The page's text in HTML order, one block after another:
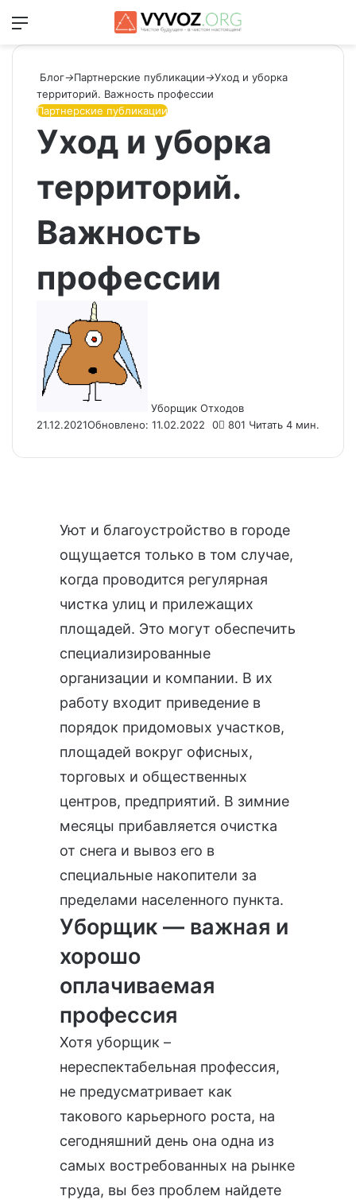
Меню
Блог→Партнерские публикации→Уход и уборка
территорий. Важность профессии
Партнерские публикации
Уход и уборка
территорий.
Важность
профессии
Уборщик Отходов
21.12.2021Обновлено: 11.02.2022 0 801 Читать 4 мин.
Уют и благоустройство в городе
ощущается только в том случае,
когда проводится регулярная
чистка улиц и прилежащих
площадей. Это могут обеспечить
специализированные
организации и компании. В их
работу входит приведение в
порядок придомовых участков,
площадей вокруг офисных,
торговых и общественных
центров, предприятий. В зимние
месяцы прибавляется очистка
от снега и вывоз его в
специальные накопители за
пределами населенного пункта.
Уборщик — важная и
хорошо
оплачиваемая
профессия
Хотя уборщик –
нереспектабельная профессия,
не предусматривает как
такового карьерного роста, на
сегодняшний день она одна из
самых востребованных на рынке
труда, вы без проблем найдете